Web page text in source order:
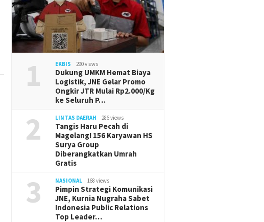
1 EKBIS 290 views
Dukung UMKM Hemat Biaya
Logistik, JNE Gelar Promo
Ongkir JTR Mulai Rp2.000/Kg
ke Seluruh P…
2 LINTAS DAERAH 286 views
Tangis Haru Pecah di
Magelang! 156 Karyawan HS
Surya Group
Diberangkatkan Umrah
Gratis
3 NASIONAL 168 views
Pimpin Strategi Komunikasi
JNE, Kurnia Nugraha Sabet
Indonesia Public Relations
Top Leader…